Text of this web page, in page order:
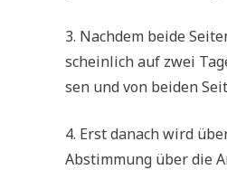
3. Nach­dem bei­de
schein­lich auf zwei
sen und von bei­den
4. Erst danach wird
Abstim­mung über die